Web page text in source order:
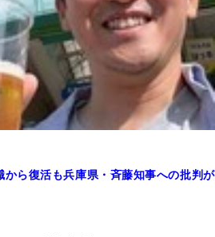
から復活も兵庫県・斉藤知事への批判が